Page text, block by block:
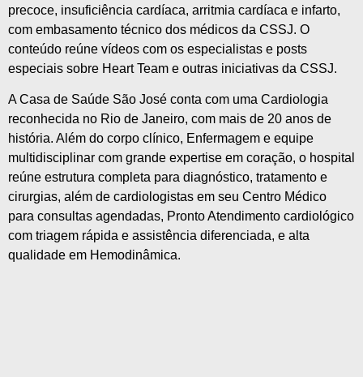
precoce, insuficiência cardíaca, arritmia cardíaca e infarto,
com embasamento técnico dos médicos da CSSJ. O
conteúdo reúne vídeos com os especialistas e posts
especiais sobre Heart Team e outras iniciativas da CSSJ.
A Casa de Saúde São José conta com uma Cardiologia
reconhecida no Rio de Janeiro, com mais de 20 anos de
história. Além do corpo clínico, Enfermagem e equipe
multidisciplinar com grande expertise em coração, o hospital
reúne estrutura completa para diagnóstico, tratamento e
cirurgias, além de cardiologistas em seu Centro Médico
para consultas agendadas, Pronto Atendimento cardiológico
com triagem rápida e assistência diferenciada, e alta
qualidade em Hemodinâmica.